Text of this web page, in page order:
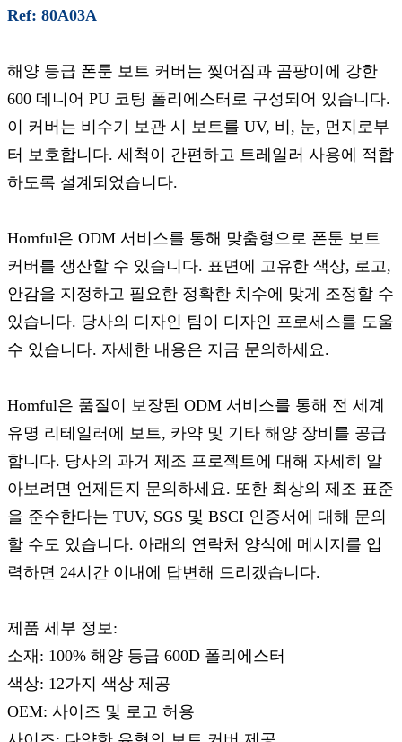
Ref: 80A03A
해양 등급 폰툰 보트 커버는 찢어짐과 곰팡이에 강한
600 데니어 PU 코팅 폴리에스터로 구성되어 있습니다.
이 커버는 비수기 보관 시 보트를 UV, 비, 눈, 먼지로부
터 보호합니다. 세척이 간편하고 트레일러 사용에 적합
하도록 설계되었습니다.
Homful은 ODM 서비스를 통해 맞춤형으로 폰툰 보트
커버를 생산할 수 있습니다. 표면에 고유한 색상, 로고,
안감을 지정하고 필요한 정확한 치수에 맞게 조정할 수
있습니다. 당사의 디자인 팀이 디자인 프로세스를 도울
수 있습니다. 자세한 내용은 지금 문의하세요.
Homful은 품질이 보장된 ODM 서비스를 통해 전 세계
유명 리테일러에 보트, 카약 및 기타 해양 장비를 공급
합니다. 당사의 과거 제조 프로젝트에 대해 자세히 알
아보려면 언제든지 문의하세요. 또한 최상의 제조 표준
을 준수한다는 TUV, SGS 및 BSCI 인증서에 대해 문의
할 수도 있습니다. 아래의 연락처 양식에 메시지를 입
력하면 24시간 이내에 답변해 드리겠습니다.
제품 세부 정보:
소재: 100% 해양 등급 600D 폴리에스터
색상: 12가지 색상 제공
OEM: 사이즈 및 로고 허용